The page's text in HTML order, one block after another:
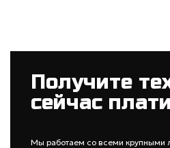
Получите
сейчас
Мы работаем со всеми крупными